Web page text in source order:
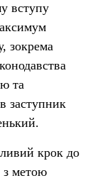
вступу
зокрема
та
заступник
крок до
з метою